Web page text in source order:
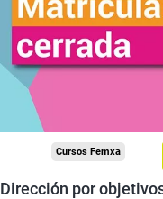
Cursos Femxa
Dirección por